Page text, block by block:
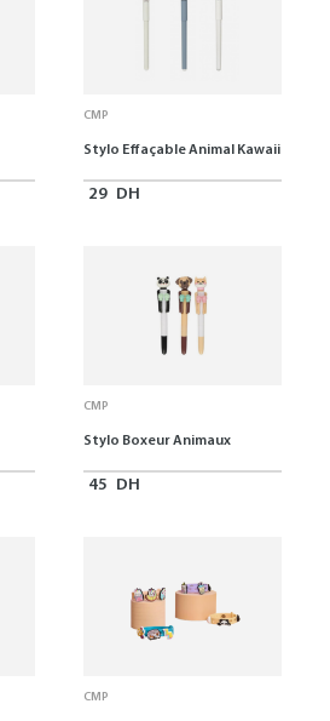
CMP
Stylo Effaçable Animal Kawaii
29 DH
CMP
Stylo Boxeur Animaux
45 DH
CMP